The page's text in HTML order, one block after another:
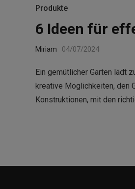
Produkte
6 Ideen für
Miriam 04/07/2024
Ein gemütlicher Garten lädt
kreative Möglichkeiten, den
Konstruktionen, mit den